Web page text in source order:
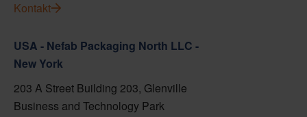
Kontakt
USA - Nefab Packaging North LLC -
New York
203 A Street Building 203, Glenville
Business and Technology Park